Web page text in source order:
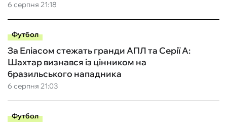
6 серпня 21:18
Футбол
6 серпня 21:03
За Еліасом стежать гранди АПЛ та Серії А:
Шахтар визнався із цінником на
бразильського нападника
Футбол